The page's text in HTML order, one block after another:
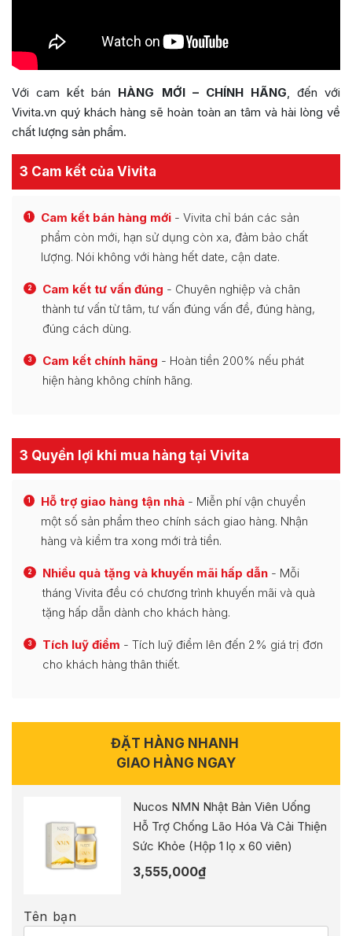
Với cam kết bán HÀNG MỚI – CHÍNH HÃNG, đến với
Vivita.vn quý khách hàng sẽ hoàn toàn an tâm và hài lòng về
chất lượng sản phẩm.
3 Cam kết của Vivita
1 Cam kết bán hàng mới - Vivita chỉ bán các sản
phẩm còn mới, hạn sử dụng còn xa, đảm bảo chất
lượng. Nói không với hàng hết date, cận date.
2 Cam kết tư vấn đúng - Chuyên nghiệp và chân
thành tư vấn từ tâm, tư vấn đúng vấn đề, đúng hàng,
đúng cách dùng.
3 Cam kết chính hãng - Hoàn tiền 200% nếu phát
hiện hàng không chính hãng.
3 Quyền lợi khi mua hàng tại Vivita
1 Hỗ trợ giao hàng tận nhà - Miễn phí vận chuyển
một số sản phẩm theo chính sách giao hàng. Nhận
hàng và kiểm tra xong mới trả tiền.
2 Nhiều quà tặng và khuyến mãi hấp dẫn - Mỗi
tháng Vivita đều có chương trình khuyến mãi và quà
tặng hấp dẫn dành cho khách hàng.
3 Tích luỹ điểm - Tích luỹ điểm lên đến 2% giá trị đơn
cho khách hàng thân thiết.
ĐẶT HÀNG NHANH
GIAO HÀNG NGAY
Nucos NMN Nhật Bản Viên Uống
Hỗ Trợ Chống Lão Hóa Và Cải Thiện
Sức Khỏe (Hộp 1 lọ x 60 viên)
3,555,000₫
Tên bạn